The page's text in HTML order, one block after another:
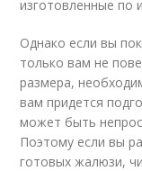
изготовленные по
Однако если вы
только вам не
размера,
вам придется
может быть
Поэтому если вы
готовых жалюзи,